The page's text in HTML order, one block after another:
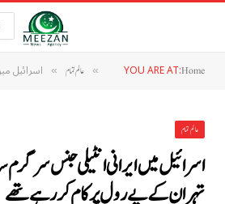
YOU ARE AT:Home
» عالم تمام » اسرائیل میں ایرانی
عالم تمام
اسرائیل میں ایرانی انٹیلی جنس
تہران کے پے رول پر کام کررہے تھے